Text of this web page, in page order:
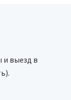
и выезд в